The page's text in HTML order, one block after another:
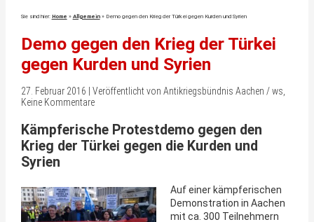
Sie sind hier: Home » Allgemein» Demo gegen den Krieg der Türkei gegen Kurden und Syrien
Demo gegen den Krieg der Türkei
gegen Kurden und Syrien
27. Februar 2016 | Veröffentlicht von Antikriegsbündnis Aachen / ws,
Keine Kommentare
Kämpferische Protestdemo gegen den
Krieg der Türkei gegen die Kurden und
Syrien
Auf einer kämpferischen
Demonstration in Aachen
mit ca. 300 Teilnehmern